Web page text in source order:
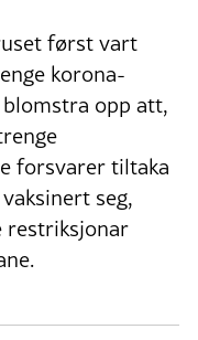
først vart
korona-
opp att,
forsvarer tiltaka
seg,
restriksjonar